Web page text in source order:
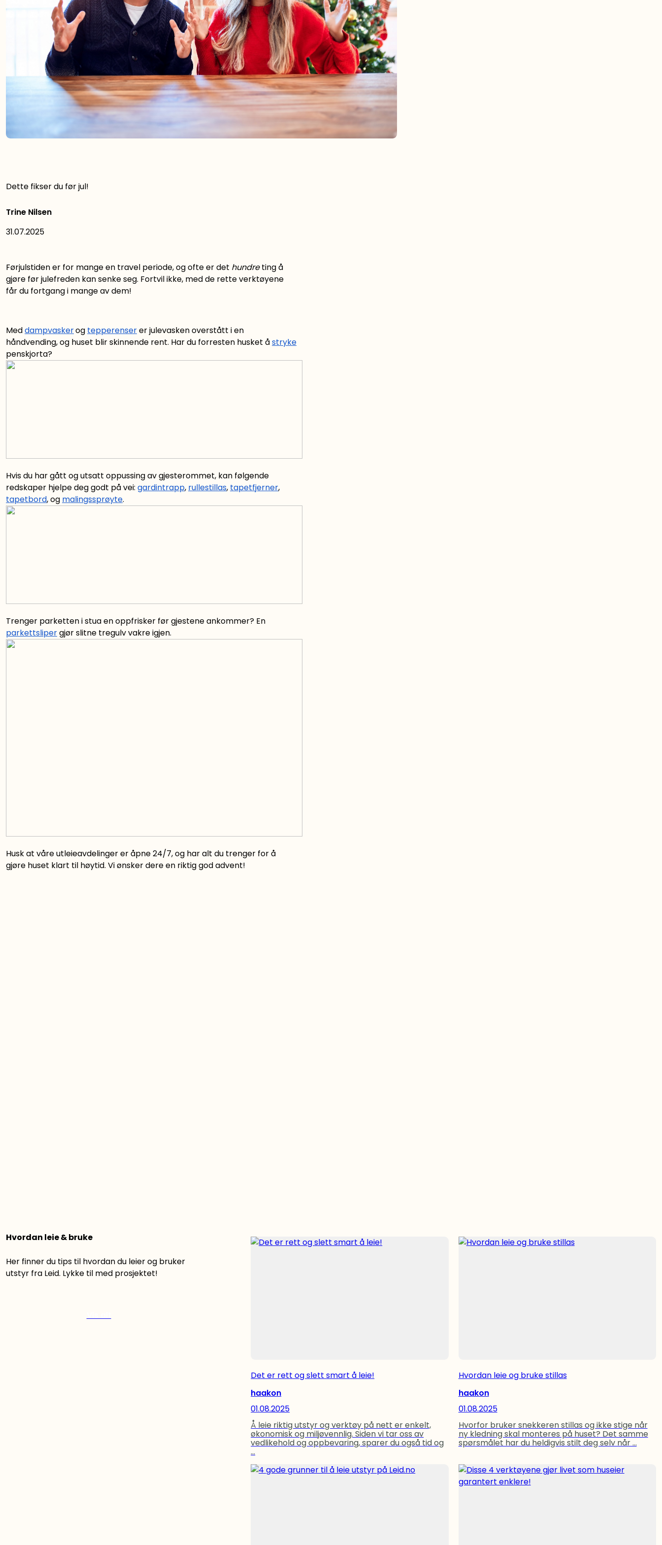
Dette fikser du før jul!
Trine Nilsen
31.07.2025
Førjulstiden er for mange en travel periode, og ofte er det hundreting å
gjøre før julefreden kan senke seg. Fortvil ikke, med de rette verktøyene
får du fortgang i mange av dem!
Meddampvaskerog tepperenserer julevasken overstått i en
håndvending, og huset blir skinnende rent. Har du forresten husket åstryke
penskjorta?
Hvis du har gått og utsatt oppussing av gjesterommet, kan følgende
redskaper hjelpe deg godt på vei: gardintrapp, rullestillas, tapetfjerner,
tapetbord, og malingssprøyte.
Trenger parketten i stua en oppfrisker før gjestene ankommer? En
parkettslipergjør slitne tregulv vakre igjen.
Husk at våre utleieavdelinger er åpne 24/7, og har alt du trenger for å
gjøre huset klart til høytid. Vi ønsker dere en riktig god advent!
Hvordan leie & bruke
Her finner du tips til hvordan du leier og bruker
utstyr fra Leid. Lykke til med prosjektet!
Det er rett og slett smart å leie!
haakon
01.08.2025
Å leie riktig utstyr og verktøy på nett er enkelt,
økonomisk og miljøvennlig. Siden vi tar oss av
vedlikehold og oppbevaring, sparer du også tid og
...
Hvordan leie og bruke stillas
haakon
01.08.2025
Hvorfor bruker snekkeren stillas og ikke stige når
ny kledning skal monteres på huset? Det samme
spørsmålet har du heldigvis stilt deg selv når ...